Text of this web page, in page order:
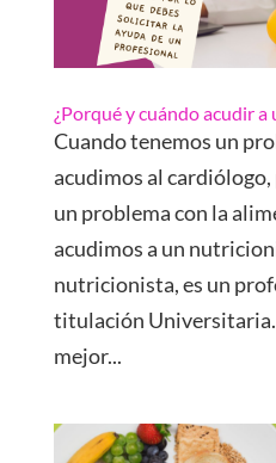
¿Porqué y cuándo acudir
Cuando tenemos un
acudimos al
un problema con la
acudimos a un
nutricionista, es un
titulación Universitaria.
mejor...